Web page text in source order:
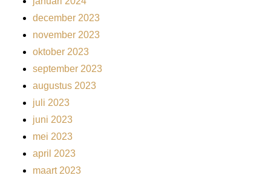
december 2023
november 2023
oktober 2023
september 2023
augustus 2023
juli 2023
juni 2023
mei 2023
april 2023
maart 2023